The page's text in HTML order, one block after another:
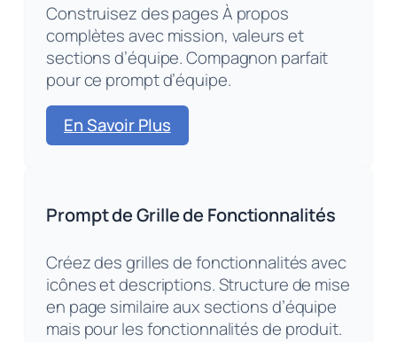
Construisez des pages À propos
complètes avec mission, valeurs et
sections d’équipe. Compagnon parfait
pour ce prompt d’équipe.
En Savoir Plus
Prompt de Grille de Fonctionnalités
Créez des grilles de fonctionnalités avec
icônes et descriptions. Structure de mise
en page similaire aux sections d’équipe
mais pour les fonctionnalités de produit.